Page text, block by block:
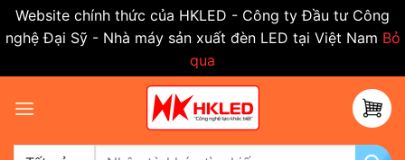
Website chính thức của HKLED - Công ty Đầu tư Công
nghệ Đại Sỹ - Nhà máy sản xuất đèn LED tại Việt Nam Bỏ
qua
qua
dung
Tìm